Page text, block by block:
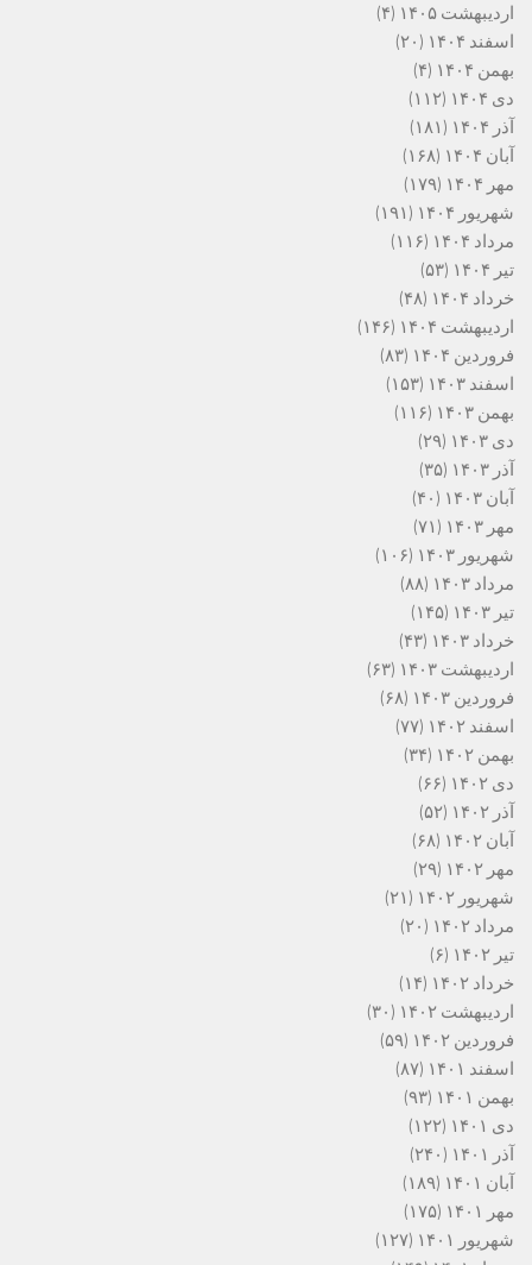
اردیبهشت ۱۴۰۵
(۴)
اسفند ۱۴۰۴
(۲۰)
بهمن ۱۴۰۴
(۴)
دی ۱۴۰۴
(۱۱۲)
آذر ۱۴۰۴
(۱۸۱)
آبان ۱۴۰۴
(۱۶۸)
مهر ۱۴۰۴
(۱۷۹)
شهریور ۱۴۰۴
(۱۹۱)
مرداد ۱۴۰۴
(۱۱۶)
تیر ۱۴۰۴
(۵۳)
خرداد ۱۴۰۴
(۴۸)
اردیبهشت ۱۴۰۴
(۱۴۶)
فروردین ۱۴۰۴
(۸۳)
اسفند ۱۴۰۳
(۱۵۳)
بهمن ۱۴۰۳
(۱۱۶)
دی ۱۴۰۳
(۲۹)
آذر ۱۴۰۳
(۳۵)
آبان ۱۴۰۳
(۴۰)
مهر ۱۴۰۳
(۷۱)
شهریور ۱۴۰۳
(۱۰۶)
مرداد ۱۴۰۳
(۸۸)
تیر ۱۴۰۳
(۱۴۵)
خرداد ۱۴۰۳
(۴۳)
اردیبهشت ۱۴۰۳
(۶۳)
فروردین ۱۴۰۳
(۶۸)
اسفند ۱۴۰۲
(۷۷)
بهمن ۱۴۰۲
(۳۴)
دی ۱۴۰۲
(۶۶)
آذر ۱۴۰۲
(۵۲)
آبان ۱۴۰۲
(۶۸)
مهر ۱۴۰۲
(۲۹)
شهریور ۱۴۰۲
(۲۱)
مرداد ۱۴۰۲
(۲۰)
تیر ۱۴۰۲
(۶)
خرداد ۱۴۰۲
(۱۴)
اردیبهشت ۱۴۰۲
(۳۰)
فروردین ۱۴۰۲
(۵۹)
اسفند ۱۴۰۱
(۸۷)
بهمن ۱۴۰۱
(۹۳)
دی ۱۴۰۱
(۱۲۲)
آذر ۱۴۰۱
(۲۴۰)
آبان ۱۴۰۱
(۱۸۹)
مهر ۱۴۰۱
(۱۷۵)
شهریور ۱۴۰۱
(۱۲۷)